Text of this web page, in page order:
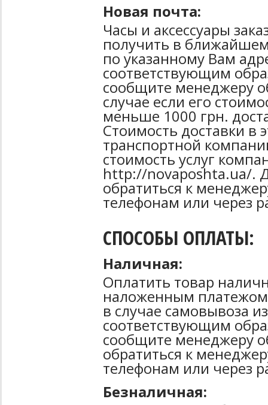
Новая почта:
Часы и аксессуары
получить в
по указанному Вам
соответствующим
сообщите менеджеру
случае если его
меньше 1000 грн.
Стоимость доставки в
транспортной
стоимость услуг
http://novaposhta.ua/.
обратиться к
телефонам или через
СПОСОБЫ ОПЛАТЫ:
Наличная:
Оплатить товар
наложенным
в случае самовывоза
соответствующим
сообщите менеджеру
обратиться к
телефонам или через
Безналичная: